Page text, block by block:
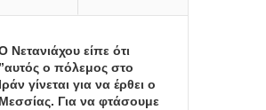
Νετανιάχου είπε ότι
”αυτός ο πόλεμος στο
Ιράν γίνεται για να έρθει ο
Μεσσίας. Για να φτάσουμε